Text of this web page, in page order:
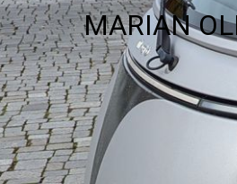
MARIAN
über uns
MO-torsport.com
Unternehmensphilosophie